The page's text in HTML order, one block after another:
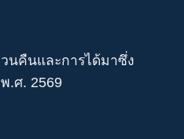
นคืนและการได้มาซึ่ง
.ศ. 2569